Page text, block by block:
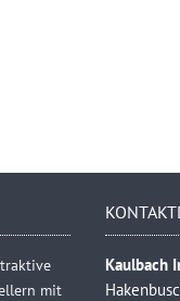
mit
Kaulbach